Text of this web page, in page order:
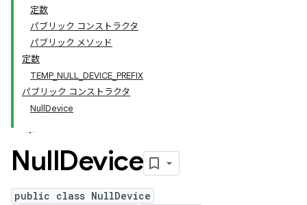
定数
パブリック コンストラクタ
パブリック メソッド
定数
TEMP_NULL_DEVICE_PREFIX
パブリック コンストラクタ
NullDevice
NullDevice
public class NullDevice